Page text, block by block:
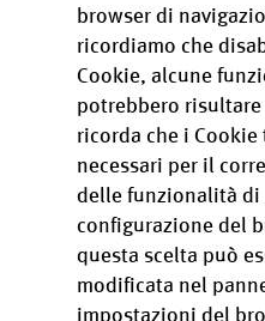
browser di
ricordiamo che
Cookie, alcune
potrebbero
ricorda che i
necessari per il
delle funzionalità di
configurazione del
questa scelta può
modificata nel
impostazioni del